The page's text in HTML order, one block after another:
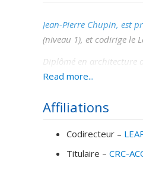
Jean-Pierre Chupin, est
(niveau 1), et codirige le
Diplômé en architecture
(1990) et d’un doctorat
Professeur à l’École
concours et qualité
évidence les multiples
et réédité en 2013 aux
Read more...
Affiliations
Codirecteur –
Titulaire – CRC-